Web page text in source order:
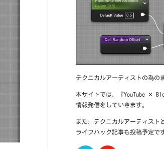
テクニカルアーティストの為の
本サイトでは、『YouTube ✕
情報発信をしていきます。
また、テクニカルアーティスト
ライフハック記事も投稿予定で